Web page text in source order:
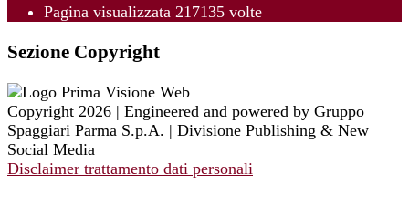
Pagina visualizzata 217135 volte
Sezione Copyright
Copyright 2026 | Engineered and powered by Gruppo
Spaggiari Parma S.p.A. | Divisione Publishing & New
Social Media
Disclaimer trattamento dati personali